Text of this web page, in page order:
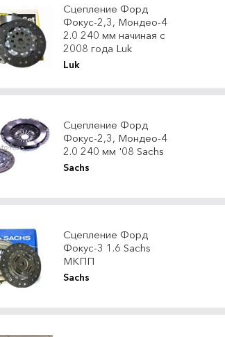
Сцепление Форд
Фокус-2,3, Мондео-4
2.0 240 мм начиная с
2008 года Luk
Luk
Сцепление Форд
Фокус-2,3, Мондео-4
2.0 240 мм '08 Sachs
Sachs
Сцепление Форд
Фокус-3 1.6 Sachs
МКПП
Sachs